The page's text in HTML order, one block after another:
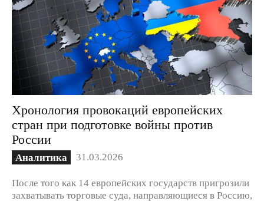
Хронология провокаций европейских
стран при подготовке войны против
России
Аналитика 31.03.2026
После того как 14 европейских государств пригрозили
захватывать торговые суда, направляющиеся в Россию,